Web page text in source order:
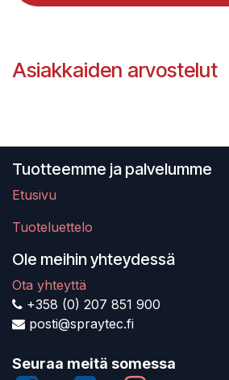
Asiakkaiden arvostelut
Tuotteemme ja palvelumme
Etusivu
Tuoteluettelo
Ole meihin yhteydessä
Ota yhteyttä
+358 (0) 207 851 900
posti@spraytec.fi
Seuraa meitä somessa